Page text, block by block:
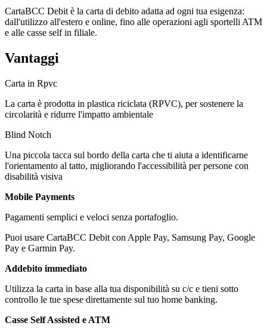
CartaBCC Debit è la carta di debito adatta ad ogni tua esigenza:
dall'utilizzo all'estero e online, fino alle operazioni agli sportelli ATM
e alle casse self in filiale.
Vantaggi
Carta in Rpvc
La carta è prodotta in plastica riciclata (RPVC), per sostenere la
circolarità e ridurre l'impatto ambientale
Blind Notch
Una piccola tacca sul bordo della carta che ti aiuta a identificarne
l'orientamento al tatto, migliorando l'accessibilità per persone con
disabilità visiva
Mobile Payments
Pagamenti semplici e veloci senza portafoglio.
Puoi usare CartaBCC Debit con Apple Pay, Samsung Pay, Google
Pay e Garmin Pay.
Addebito immediato
Utilizza la carta in base alla tua disponibilità su c/c e tieni sotto
controllo le tue spese direttamente sul tuo home banking.
Casse Self Assisted e ATM